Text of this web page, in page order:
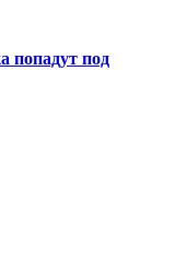
попадут под